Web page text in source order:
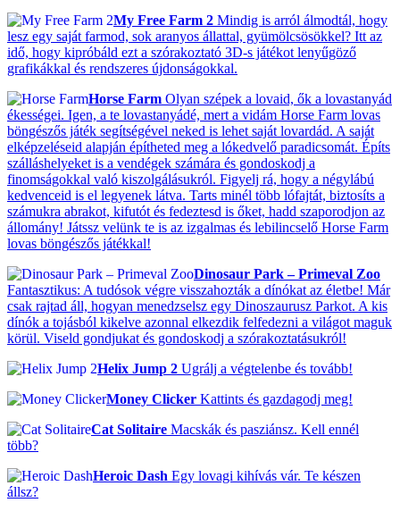
My Free Farm 2 Mindig is arról álmodtál, hogy
lesz egy saját farmod, sok aranyos állattal, gyümölcsösökkel? Itt az
idő, hogy kipróbáld ezt a szórakoztató 3D-s játékot lenyűgöző
grafikákkal és rendszeres újdonságokkal.
Horse Farm Olyan szépek a lovaid, ők a lovastanyád
ékességei. Igen, a te lovastanyádé, mert a vidám Horse Farm lovas
böngészős játék segítségével neked is lehet saját lovardád. A saját
elképzeléseid alapján építheted meg a lókedvelő paradicsomát. Építs
szálláshelyeket is a vendégek számára és gondoskodj a
finomságokkal való kiszolgálásukról. Figyelj rá, hogy a négylábú
kedvenceid is el legyenek látva. Tarts minél több lófajtát, biztosíts a
számukra abrakot, kifutót és fedeztesd is őket, hadd szaporodjon az
állomány! Játssz velünk te is az izgalmas és lebilincselő Horse Farm
lovas böngészős játékkal!
Dinosaur Park – Primeval Zoo
Fantasztikus: A tudósok végre visszahozták a dínókat az életbe! Már
csak rajtad áll, hogyan menedzselsz egy Dinoszaurusz Parkot. A kis
dínók a tojásból kikelve azonnal elkezdik felfedezni a világot maguk
körül. Viseld gondjukat és gondoskodj a szórakoztatásukról!
Helix Jump 2 Ugrálj a végtelenbe és tovább!
Money Clicker Kattints és gazdagodj meg!
Cat Solitaire Macskák és pasziánsz. Kell ennél
több?
Heroic Dash Egy lovagi kihívás vár. Te készen
állsz?